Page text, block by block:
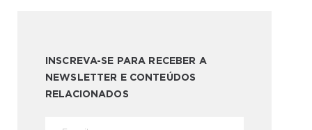
INSCREVA-SE PARA RECEBER A
NEWSLETTER E CONTEÚDOS
RELACIONADOS